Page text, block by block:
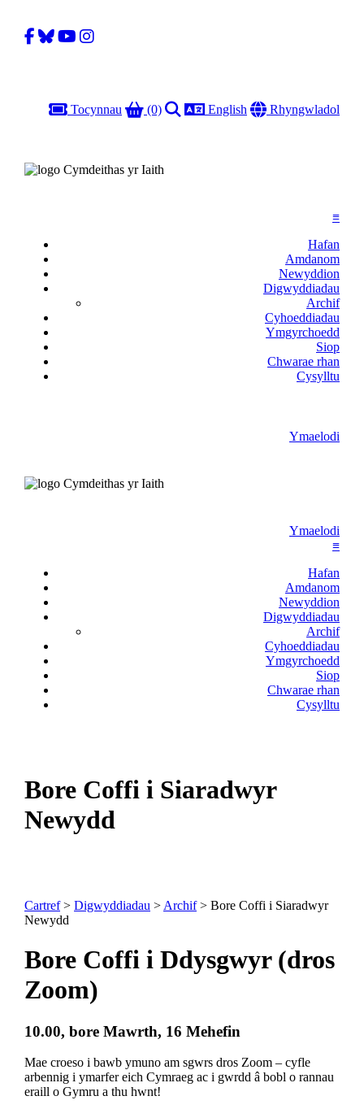
Facebook
BlueskyYouTube
Instagram
Tocynnau Basged
(0) Chwilio
Iaith
English Gobal
Rhyngwladol
≡
Hafan
Amdanom
Newyddion
Digwyddiadau
Archif
Cyhoeddiadau
Ymgyrchoedd
Siop
Chwarae rhan
Cysylltu
Ymaelodi
Ymaelodi
≡
Hafan
Amdanom
Newyddion
Digwyddiadau
Archif
Cyhoeddiadau
Ymgyrchoedd
Siop
Chwarae rhan
Cysylltu
Bore Coffi i Siaradwyr
Newydd
Cartref> Digwyddiadau > Archif> Bore Coffi i Siaradwyr
Newydd
Bore Coffi i Ddysgwyr (dros
Zoom)
10.00, bore Mawrth, 16 Mehefin
Mae croeso i bawb ymuno am sgwrs dros Zoom – cyfle
arbennig i ymarfer eich Cymraeg ac i gwrdd â bobl o rannau
eraill o Gymru a thu hwnt!